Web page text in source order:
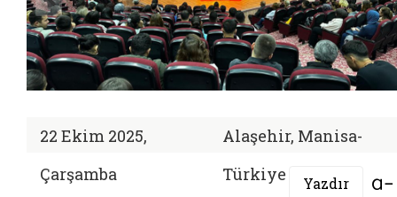
22 Ekim 2025,
Çarşamba
Alaşehir, Manisa-
Türkiye
Yazdır